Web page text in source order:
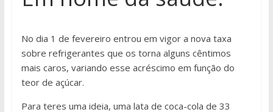
No dia 1 de fevereiro entrou em vigor a nova taxa
sobre refrigerantes que os torna alguns cêntimos
mais caros, variando esse acréscimo em função do
teor de açúcar.
Para teres uma ideia, uma lata de coca-cola de 33